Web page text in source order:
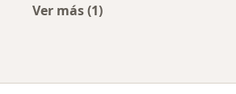
Ver más (1)